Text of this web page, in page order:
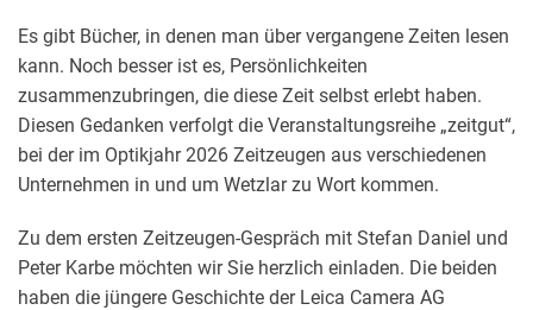
Es gibt Bücher, in denen man über vergangene Zeiten lesen
kann. Noch besser ist es, Persönlichkeiten
zusammenzubringen, die diese Zeit selbst erlebt haben.
Diesen Gedanken verfolgt die Veranstaltungsreihe „zeitgut“,
bei der im Optikjahr 2026 Zeitzeugen aus verschiedenen
Unternehmen in und um Wetzlar zu Wort kommen.
Zu dem ersten Zeitzeugen-Gespräch mit Stefan Daniel und
Peter Karbe möchten wir Sie herzlich einladen. Die beiden
haben die jüngere Geschichte der Leica Camera AG